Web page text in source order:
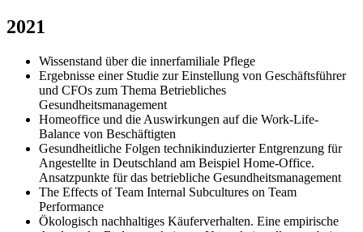
2021
Wissenstand über die innerfamiliale Pflege
Ergebnisse einer Studie zur Einstellung von Geschäftsführer
und CFOs zum Thema Betriebliches
Gesundheitsmanagement
Homeoffice und die Auswirkungen auf die Work-Life-
Balance von Beschäftigten
Gesundheitliche Folgen technikinduzierter Entgrenzung für
Angestellte in Deutschland am Beispiel Home-Office.
Ansatzpunkte für das betriebliche Gesundheitsmanagement
The Effects of Team Internal Subcultures on Team
Performance
Ökologisch nachhaltiges Käuferverhalten. Eine empirische